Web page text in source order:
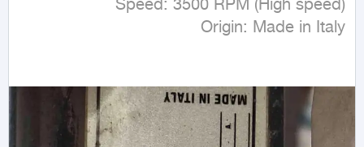
​Origin: Made in Italy